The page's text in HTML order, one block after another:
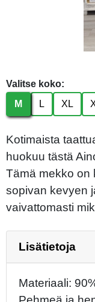
Valitse koko:
M
L XL
Kotimaista
huokuu tästä
Tämä mekko on
sopivan kevyen
vaivattomasti
Lisätietoja
Materiaali: